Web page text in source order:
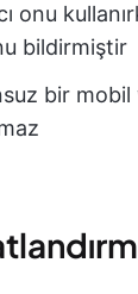
onu
bildirmiştir
bir